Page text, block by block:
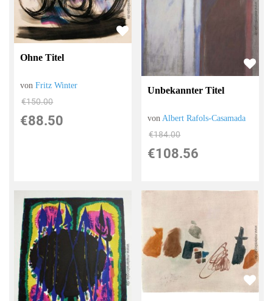
Ohne Titel
vonFritz Winter
€150.00
€88.50
Unbekannter Titel
von Albert Rafols-Casamada
€184.00
€108.56